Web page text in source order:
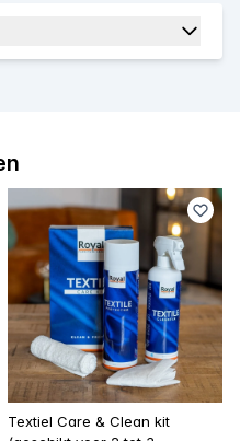
Textiel Care & Clean kit